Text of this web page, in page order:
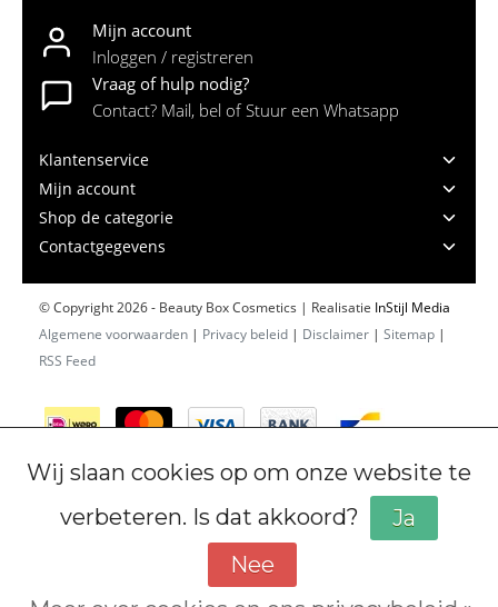
Mijn account
Inloggen / registreren
Vraag of hulp nodig?
Contact? Mail, bel of Stuur een Whatsapp
Klantenservice
Mijn account
Shop de categorie
Contactgegevens
© Copyright 2026 - Beauty Box Cosmetics | Realisatie InStijl Media
Algemene voorwaarden | Privacy beleid | Disclaimer | Sitemap |
RSS Feed
Wij slaan cookies op om onze website te
verbeteren. Is dat akkoord?
Ja
Nee